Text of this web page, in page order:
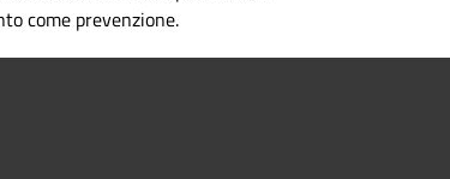
come prevenzione.